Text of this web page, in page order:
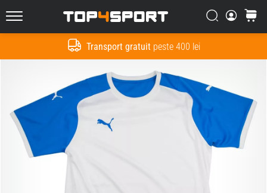
Transport gratuitpeste 400 lei
Top4Sport.ro Căutare
Cos